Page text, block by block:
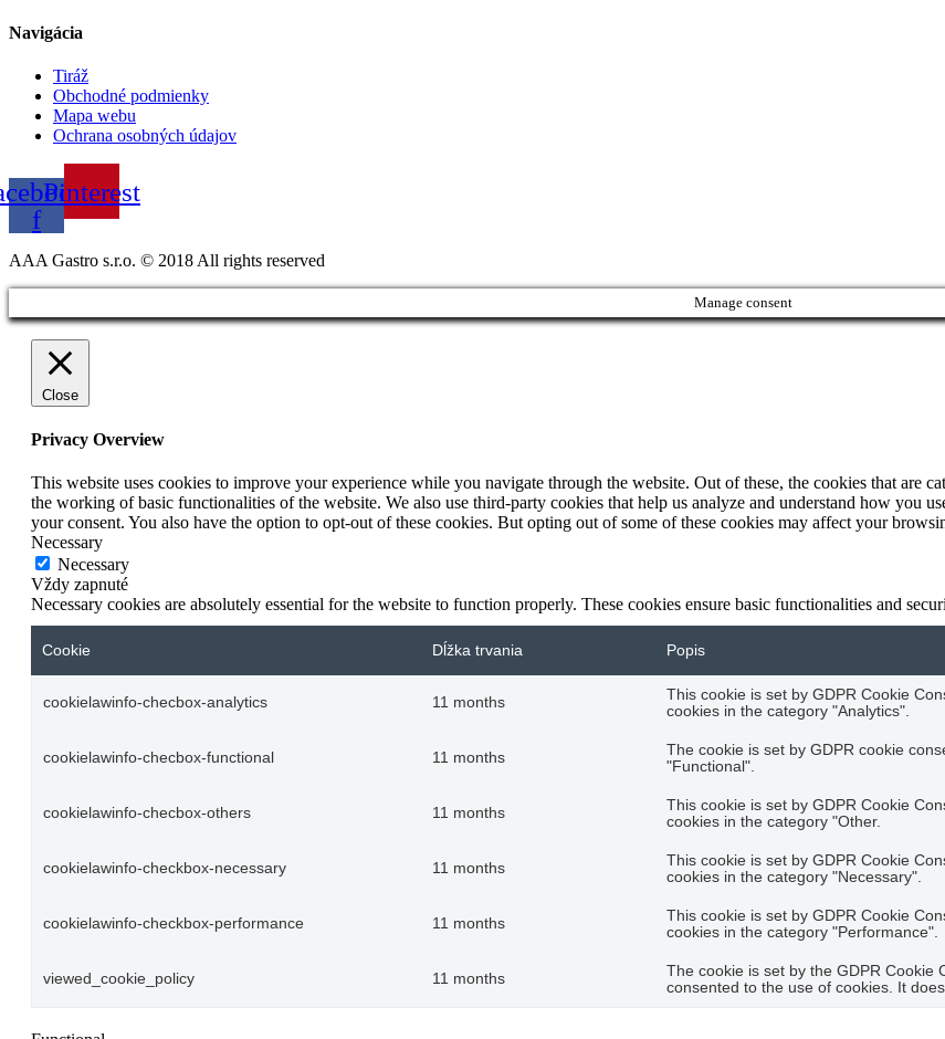
Navigácia
Tiráž
Obchodné podmienky
Mapa webu
Ochrana osobných údajov
f
Pinterest
AAA Gastro s.r.o. © 2018 All rights reserved​
Manage consent
Close
Privacy Overview
This website uses cookies to improve your experience while you navigate through the website. Out of these, the cookies that are
the working of basic functionalities of the website. We also use third-party cookies that help us analyze and understand how you
your consent. You also have the option to opt-out of these cookies. But opting out of some of these cookies may affect your
Necessary
Necessary
Vždy zapnuté
Necessary cookies are absolutely essential for the website to function properly. These cookies ensure basic functionalities and
Cookie Dĺžka trvania Popis
cookielawinfo-checbox-analytics 11 months
This cookie is set by GDPR Cookie
cookies in the category "Analytics".
cookielawinfo-checbox-functional 11 months
The cookie is set by GDPR cookie
"Functional".
cookielawinfo-checbox-others 11 months
This cookie is set by GDPR Cookie
cookies in the category "Other.
cookielawinfo-checkbox-necessary 11 months
This cookie is set by GDPR Cookie
cookies in the category "Necessary".
cookielawinfo-checkbox-performance 11 months
This cookie is set by GDPR Cookie
cookies in the category "Performance".
viewed_cookie_policy 11 months
The cookie is set by the GDPR Cookie
consented to the use of cookies. It